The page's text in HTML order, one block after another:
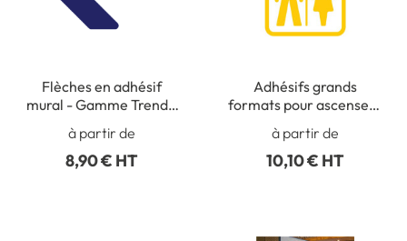
Flèches en adhésif
mural - Gamme Trend -
à partir de
8,90 € HT
Adhésifs grands
formats pour ascenseur
x L 180 mm
à partir de
10,10 € HT